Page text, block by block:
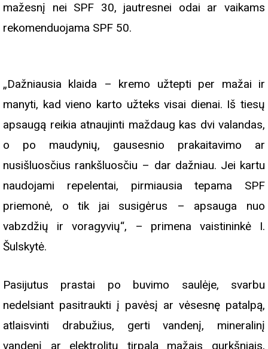
mažesnį nei SPF 30, jautresnei odai ar vaikams
rekomenduojama SPF 50.
„Dažniausia klaida – kremo užtepti per mažai ir
manyti, kad vieno karto užteks visai dienai. Iš tiesų
apsaugą reikia atnaujinti maždaug kas dvi valandas,
o po maudynių, gausesnio prakaitavimo ar
nusišluosčius rankšluosčiu – dar dažniau. Jei kartu
naudojami repelentai, pirmiausia tepama SPF
priemonė, o tik jai susigėrus – apsauga nuo
vabzdžių ir voragyvių“, – primena vaistininkė I.
Šulskytė.
Pasijutus prastai po buvimo saulėje, svarbu
nedelsiant pasitraukti į pavėsį ar vėsesnę patalpą,
atlaisvinti drabužius, gerti vandenį, mineralinį
vandenį ar elektrolitų tirpalą mažais gurkšniais,